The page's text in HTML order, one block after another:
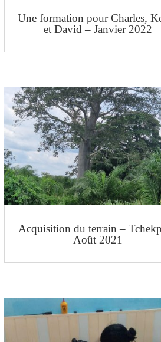
Une formation pour Charles,
et David – Janvier 2022
Acquisition du terrain –
Août 2021